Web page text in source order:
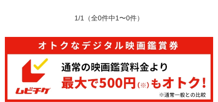
1/1 （全0件中1〜0件）